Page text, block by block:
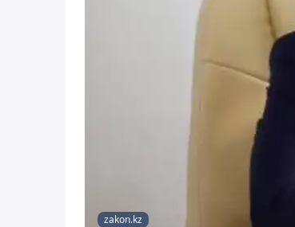
zakon.kz